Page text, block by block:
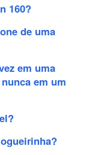
160?
de uma
em uma
em um